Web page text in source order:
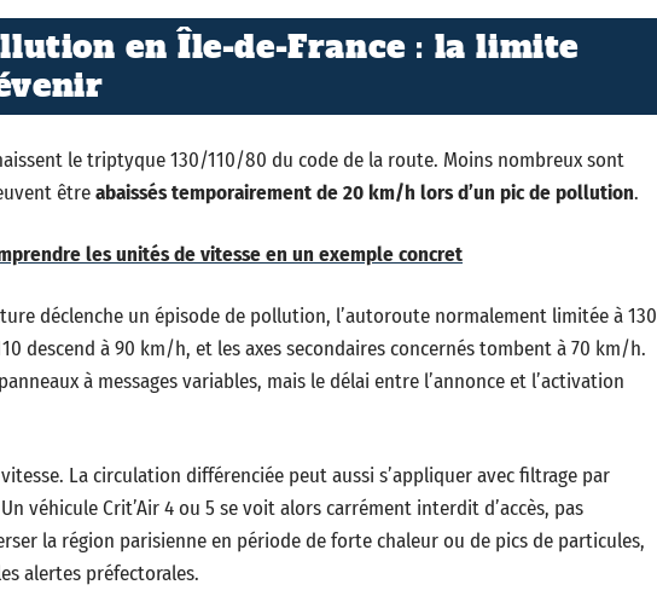
en Île-de-France : la limite
le triptyque 130/110/80 du code de la route. Moins nombreux sont
êtreabaissés temporairement de 20 km/h lors d’un pic de pollution.
les unités de vitesse en un exemple concret
déclenche un épisode de pollution, l’autoroute normalement limitée à 130
descend à 90 km/h, et les axes secondaires concernés tombent à 70 km/h.
à messages variables, mais le délai entre l’annonce et l’activation
La circulation différenciée peut aussi s’appliquer avec filtrage par
véhicule Crit’Air 4 ou 5 se voit alors carrément interdit d’accès, pas
la région parisienne en période de forte chaleur ou de pics de particules,
alertes préfectorales.